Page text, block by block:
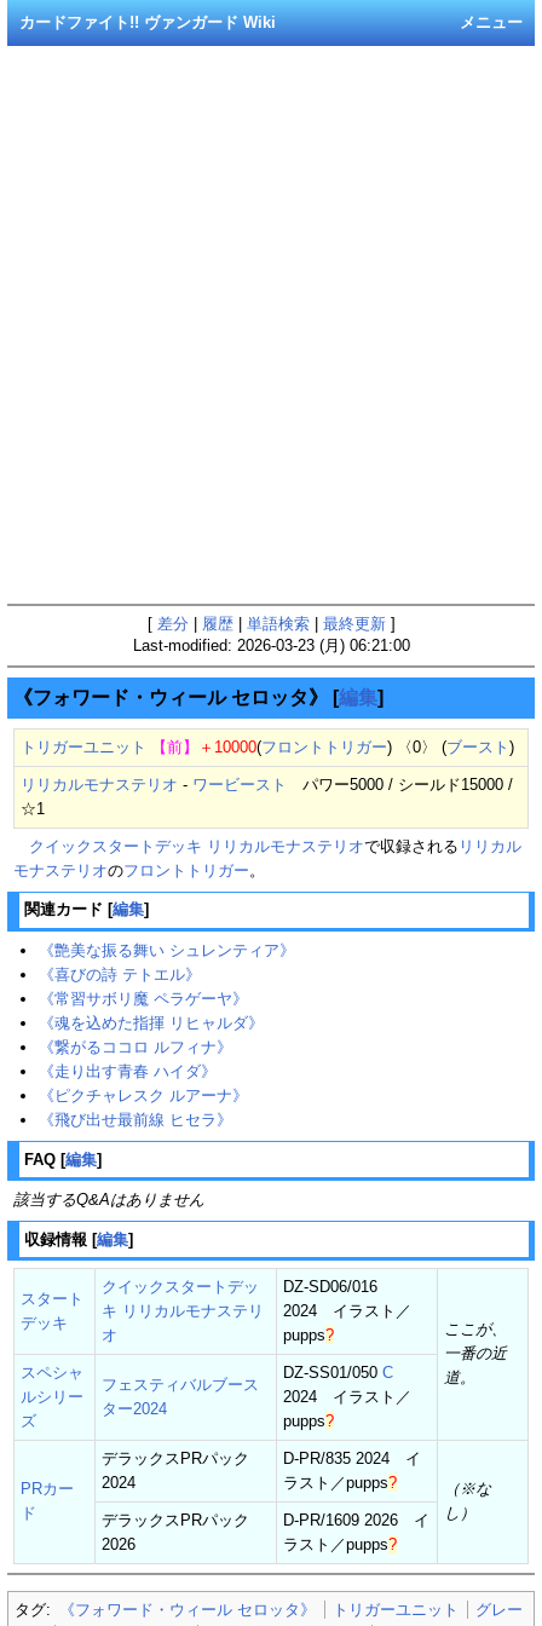
メニュー
カードファイト!! ヴァンガード Wiki
[ 差分 履歴| 単語検索| 最終更新]
Last-modified: 2026-03-23 (月) 06:21:00
《フォワード・ウィール セロッタ》 [編集]
トリガーユニット 【前】 ＋10000(フロントトリガー) 〈0〉 (ブースト )
リリカルモナステリオ - ワービースト
パワー5000 / シールド15000 /
☆1
クイックスタートデッキ リリカルモナステリオで収録される リリカル
モナステリオのフロントトリガー。
関連カード [編集]
《艶美な振る舞い シュレンティア》
《喜びの詩 テトエル》
《常習サボリ魔 ペラゲーヤ》
《魂を込めた指揮 リヒャルダ》
《繋がるココロ ルフィナ》
《走り出す青春 ハイダ》
《ピクチャレスク ルアーナ》
《飛び出せ最前線 ヒセラ》
FAQ [編集]
該当するQ&Aはありません
収録情報 [編集]
スタート
デッキ
クイックスタートデッ
キ リリカルモナステリ
オ
DZ-SD06/016
2024 イラスト／
pupps?
ここが、
一番の近
道。
スペシャ
ルシリー
ズ
フェスティバルブース
ター2024
DZ-SS01/050 C
2024 イラスト／
pupps?
PRカー
ド
デラックスPRパック
2024
D-PR/835 2024 イ
ラスト／pupps?
（※な
し）
デラックスPRパック
2026
D-PR/1609 2026 イ
ラスト／pupps?
タグ: 《フォワード・ウィール セロッタ》 トリガーユニット
グレー